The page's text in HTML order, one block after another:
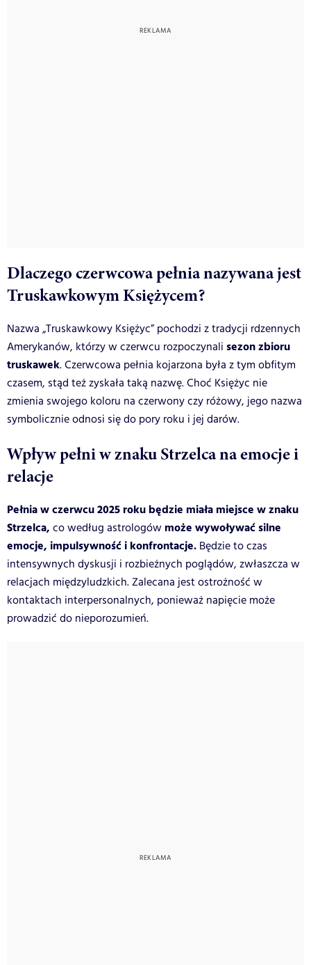
Dlaczego czerwcowa pełnia nazywana jest
Truskawkowym Księżycem?
Nazwa „Truskawkowy Księżyc” pochodzi z tradycji rdzennych
Amerykanów, którzy w czerwcu rozpoczynali sezon zbioru
truskawek. Czerwcowa pełnia kojarzona była z tym obfitym
czasem, stąd też zyskała taką nazwę. Choć Księżyc nie
zmienia swojego koloru na czerwony czy różowy, jego nazwa
symbolicznie odnosi się do pory roku i jej darów.
Wpływ pełni w znaku Strzelca na emocje i
relacje
Pełnia w czerwcu 2025 roku będzie miała miejsce w znaku
Strzelca, co według astrologów może wywoływać silne
emocje, impulsywność i konfrontacje. Będzie to czas
intensywnych dyskusji i rozbieżnych poglądów, zwłaszcza w
relacjach międzyludzkich. Zalecana jest ostrożność w
kontaktach interpersonalnych, ponieważ napięcie może
prowadzić do nieporozumień.